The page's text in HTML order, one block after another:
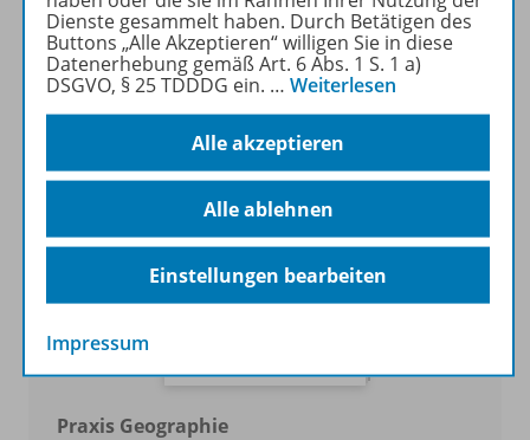
Zur Übersicht
Praxis Geographie
Dienste gesammelt haben. Durch Betätigen des
Buttons „Alle Akzeptieren“ willigen Sie in diese
Datenerhebung gemäß Art. 6 Abs. 1 S. 1 a)
DSGVO, § 25 TDDDG ein. … Weiterlesen
Alle akzeptieren
Alle ablehnen
Einstellungen bearbeiten
Impressum